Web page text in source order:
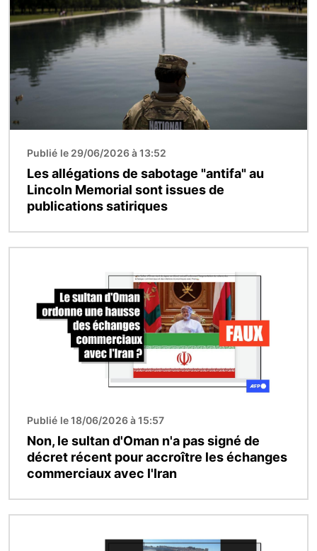
Publié le 29/06/2026 à 13:52
Les allégations de sabotage "antifa" au
Lincoln Memorial sont issues de
publications satiriques
Publié le 18/06/2026 à 15:57
Non, le sultan d'Oman n'a pas signé de
décret récent pour accroître les échanges
commerciaux avec l'Iran